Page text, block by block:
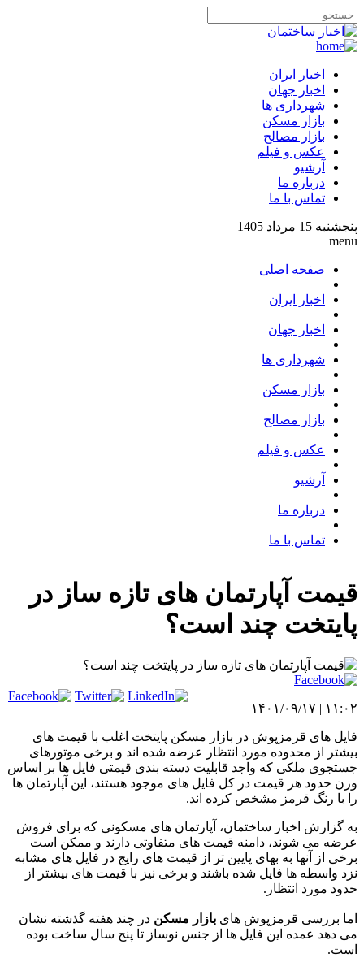
اخبار ایران
اخبار جهان
شهرداری ها
بازار مسکن
بازار مصالح
عکس و فیلم
آرشیو
درباره ما
تماس با ما
پنجشنبه 15 مرداد 1405
menu
صفحه اصلی
اخبار ایران
اخبار جهان
شهرداری ها
بازار مسکن
بازار مصالح
عکس و فیلم
آرشیو
درباره ما
تماس با ما
قیمت آپارتمان های تازه ساز در
پایتخت چند است؟
۱۱:۰۲ | ۱۴۰۱/۰۹/۱۷
فایل های قرمزپوش در بازار مسکن پایتخت اغلب با قیمت های
بیشتر از محدوده مورد انتظار عرضه شده اند و برخی موتورهای
جستجوی ملکی که واجد قابلیت دسته بندی قیمتی فایل ها بر اساس
وزن حدود هر قیمت در کل فایل های موجود هستند، این آپارتمان ها
را با رنگ قرمز مشخص کرده اند.
به گزارش اخبار ساختمان، آپارتمان های مسکونی که برای فروش
عرضه می شوند، دامنه قیمت های متفاوتی دارند و ممکن است
برخی از آنها به بهای پایین تر از قیمت های رایج در فایل های مشابه
نزد واسطه ها فایل شده باشند و برخی نیز با قیمت های بیشتر از
حدود مورد انتظار.
اما بررسی قرمزپوش های بازار مسکن در چند هفته گذشته نشان
می دهد عمده این فایل ها از جنس نوساز تا پنج سال ساخت بوده
است.